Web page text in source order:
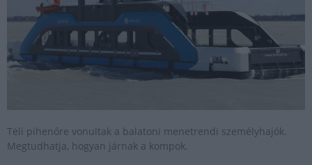
Téli pihenőre vonultak a balatoni menetrendi személyhajók.
Megtudhatja, hogyan járnak a kompok.